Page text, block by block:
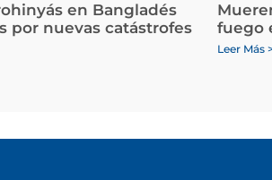
en Bangladés
por nuevas catástrofes
fuego
Leer Más